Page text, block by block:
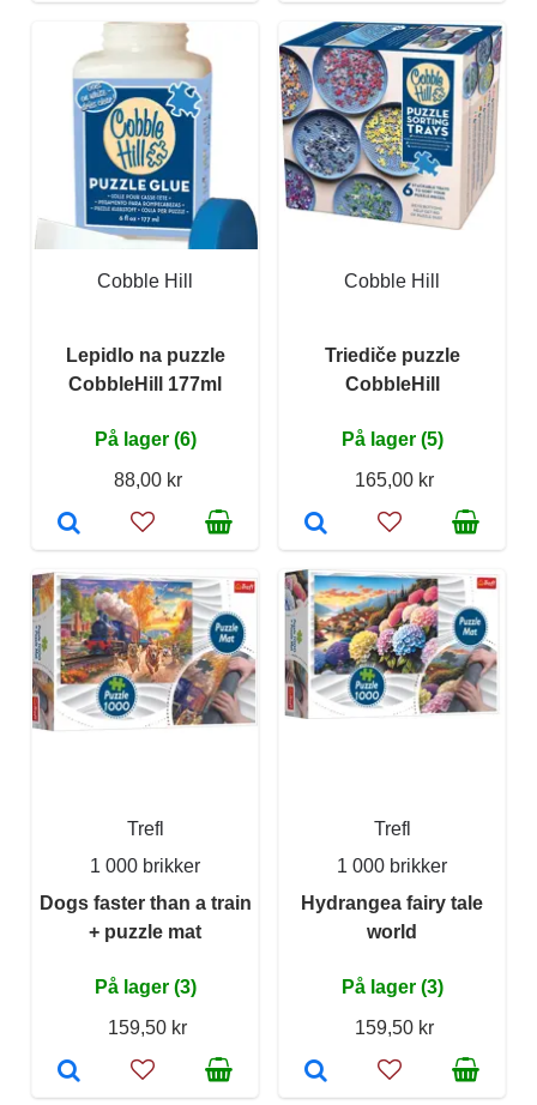
Cobble Hill
Lepidlo na puzzle
CobbleHill 177ml
På lager (6)
88,00 kr
Cobble Hill
Triediče puzzle
CobbleHill
På lager (5)
165,00 kr
Trefl
1 000 brikker
Dogs faster than a train
+ puzzle mat
På lager (3)
159,50 kr
Trefl
1 000 brikker
Hydrangea fairy tale
world
På lager (3)
159,50 kr